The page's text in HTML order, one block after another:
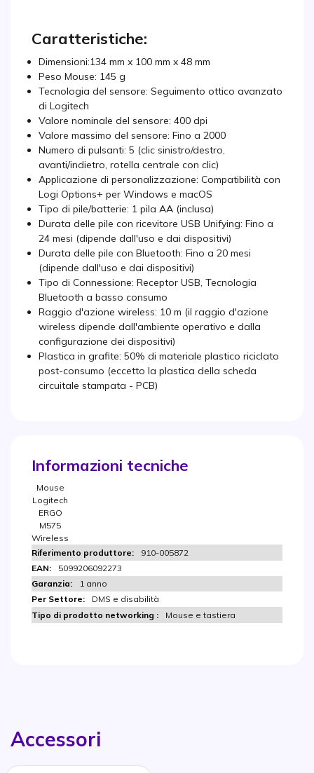
Caratteristiche:
Dimensioni:134 mm x 100 mm x 48 mm
Peso Mouse: 145 g
Tecnologia del sensore: Seguimento ottico avanzato
di Logitech
Valore nominale del sensore: 400 dpi
Valore massimo del sensore: Fino a 2000
Numero di pulsanti: 5 (clic sinistro/destro,
avanti/indietro, rotella centrale con clic)
Applicazione di personalizzazione: Compatibilità con
Logi Options+ per Windows e macOS
Tipo di pile/batterie: 1 pila AA (inclusa)
Durata delle pile con ricevitore USB Unifying: Fino a
24 mesi (dipende dall'uso e dai dispositivi)
Durata delle pile con Bluetooth: Fino a 20 mesi
(dipende dall'uso e dai dispositivi)
Tipo di Connessione: Receptor USB, Tecnologia
Bluetooth a basso consumo
Raggio d'azione wireless: 10 m (il raggio d'azione
wireless dipende dall'ambiente operativo e dalla
configurazione dei dispositivi)
Plastica in grafite: 50% di materiale plastico riciclato
post-consumo (eccetto la plastica della scheda
circuitale stampata - PCB)
Informazioni tecniche
Mouse
Logitech
ERGO
M575
Wireless
910-005872
5099206092273
1 anno
DMS e disabilità
Mouse e tastiera
Accessori